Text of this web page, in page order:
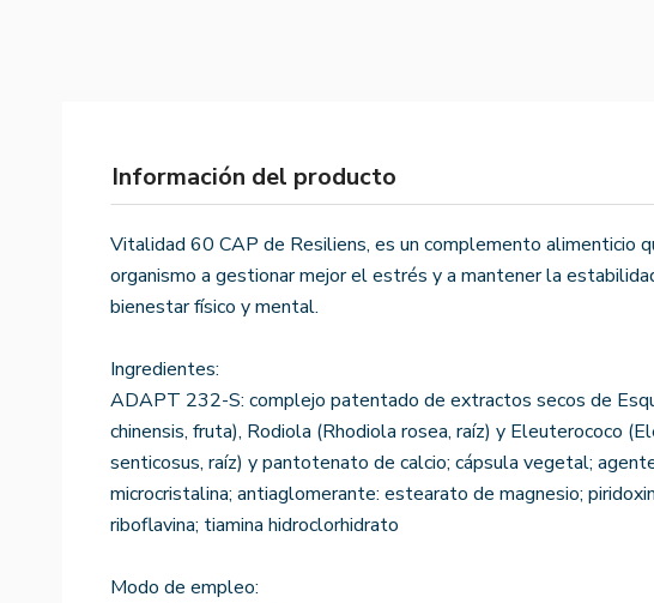
Información del producto
Vitalidad 60 CAP de Resiliens, es un complemento alimenticio
organismo a gestionar mejor el estrés y a mantener la
bienestar físico y mental.
Ingredientes:
ADAPT 232-S: complejo patentado de extractos secos de
chinensis, fruta), Rodiola (Rhodiola rosea, raíz) y Eleuterococo
senticosus, raíz) y pantotenato de calcio; cápsula vegetal;
microcristalina; antiaglomerante: estearato de magnesio;
riboflavina; tiamina hidroclorhidrato
Modo de empleo: